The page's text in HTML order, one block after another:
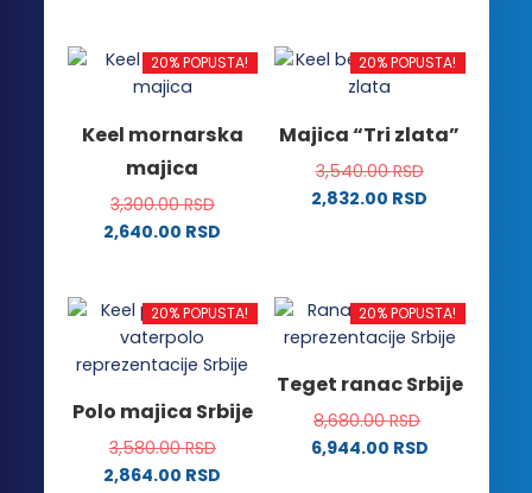
ima
više
Opcije
mogu
biti
izabrane
proizvoda.
ima
više
Opcije
mogu
biti
proizvoda.
20% POPUSTA!
Keel mornarska
majica
3,300.00RSD
2,640.00 RSD
ima
više
varijanti.
mogu
biti
izabrane
20% POPUSTA!
Majica “Tri zlata”
3,540.00RSD
2,832.00 RSD
više
varijanti.
mogu
biti
izabrane
20% POPUSTA!
Polo majica Srbije
3,580.00RSD
2,864.00 RSD
20% POPUSTA!
Teget ranac Srbije
8,680.00RSD
6,944.00 RSD